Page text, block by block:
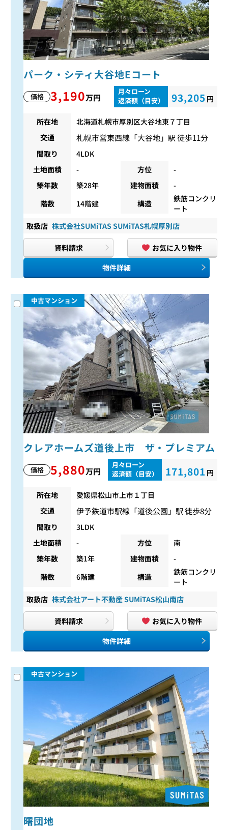
パーク・シティ大谷地Eコート
価格 3,190万円
月々ローン
返済額（目安）
93,205 円
所在地
北海道札幌市厚別区大谷地東７丁目
交通
札幌市営東西線 「大谷地」駅 徒歩11分
間取り
4LDK
土地面積
- 方位
-
築年数
築28年 建物面積
-
階数
14階建 構造
鉄筋コンクリ
ート
取扱店 株式会社SUMiTAS SUMiTAS札幌厚別店
資料請求
お気に入り物件
物件詳細
中古マンション
クレアホームズ道後上市 ザ・プレミアム
価格 5,880万円
月々ローン
返済額（目安）
171,801 円
所在地
愛媛県松山市上市１丁目
交通
伊予鉄道市駅線 「道後公園 」駅 徒歩8分
間取り
3LDK
土地面積
- 方位
南
築年数
築1年 建物面積
-
階数
6階建 構造
鉄筋コンクリ
ート
取扱店 株式会社アート不動産 SUMiTAS松山南店
資料請求
お気に入り物件
物件詳細
中古マンション
曙団地